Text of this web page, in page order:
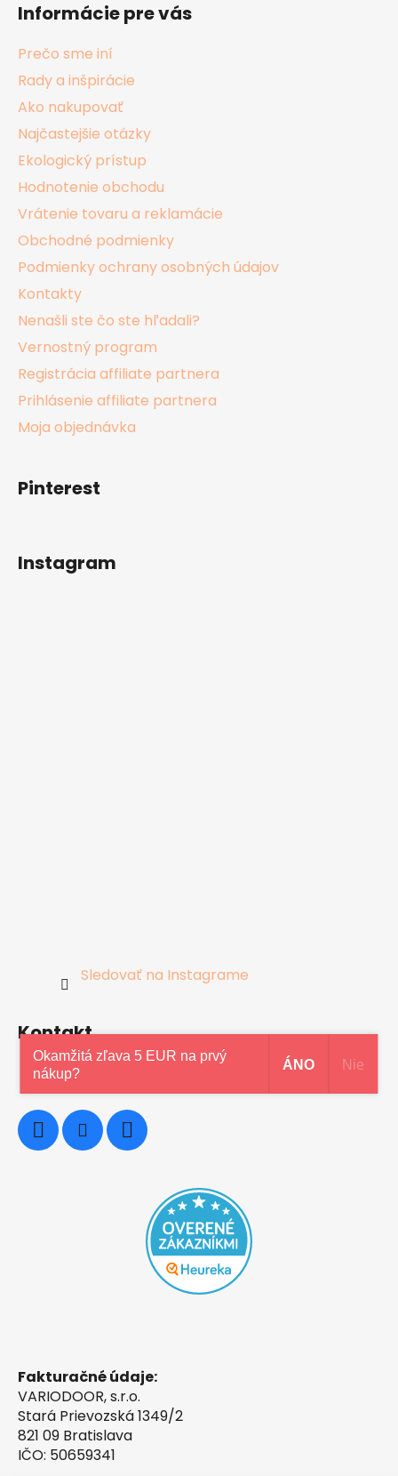
Informácie pre vás
Prečo sme iní
Rady a inšpirácie
Ako nakupovať
Najčastejšie otázky
Ekologický prístup
Hodnotenie obchodu
Vrátenie tovaru a reklamácie
Obchodné podmienky
Podmienky ochrany osobných údajov
Kontakty
Nenašli ste čo ste hľadali?
Vernostný program
Registrácia affiliate partnera
Prihlásenie affiliate partnera
Moja objednávka
Pinterest
Instagram
Sledovať na Instagrame
Kontakt
0948997914
Fakturačné údaje:
VARIODOOR, s.r.o.
Stará Prievozská 1349/2
821 09 Bratislava
IČO: 50659341
Okamžitá zľava 5 EUR na prvý
nákup?
ÁNO Nie